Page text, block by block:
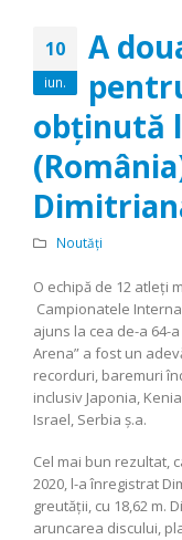
10
iun.
A
obţinută
Noutăți
O echipă de 12 atleţi
Campionatele
ajuns la cea de-a 64-
Arena” a fost un
recorduri, baremuri
inclusiv Japonia,
Israel, Serbia ş.a.
Cel mai bun rezultat,
2020, l-a înregistrat
greutății, cu 18,62 m.
aruncarea discului,